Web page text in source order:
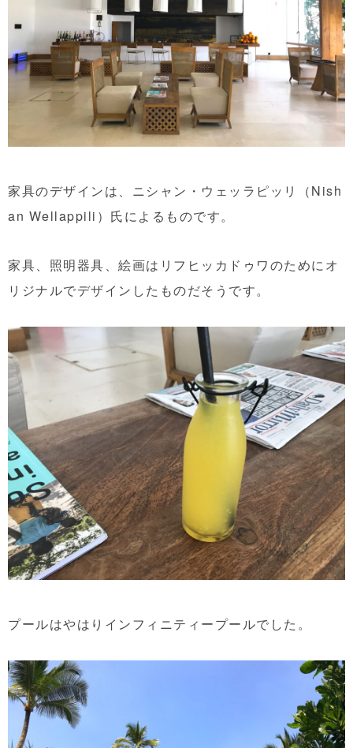
家具のデザインは、ニシャン・ウェッラピッリ（Nish
an Wellappili）氏によるものです。
家具、照明器具、絵画はリフヒッカドゥワのためにオ
リジナルでデザインしたものだそうです。
プールはやはりインフィニティープールでした。